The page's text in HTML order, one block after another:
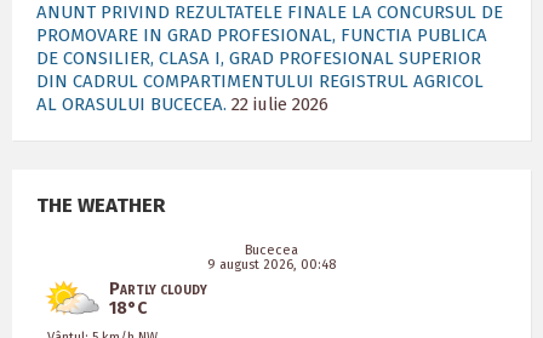
ANUNT PRIVIND REZULTATELE FINALE LA CONCURSUL DE
PROMOVARE IN GRAD PROFESIONAL, FUNCTIA PUBLICA
DE CONSILIER, CLASA I, GRAD PROFESIONAL SUPERIOR
DIN CADRUL COMPARTIMENTULUI REGISTRUL AGRICOL
AL ORASULUI BUCECEA. 22 iulie 2026
THE WEATHER
Bucecea
9 august 2026, 00:48
Partly cloudy
18°C